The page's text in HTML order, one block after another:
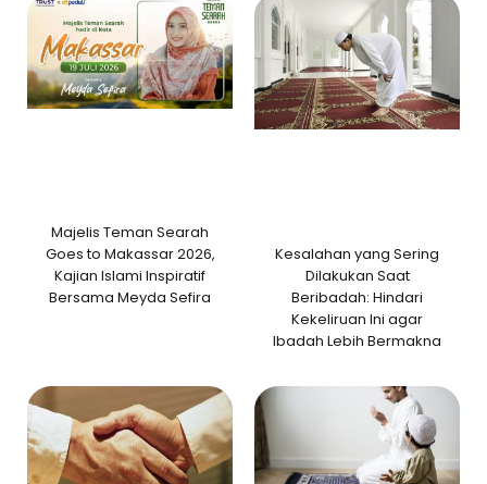
Majelis Teman Searah
Goes to Makassar 2026,
Kajian Islami Inspiratif
Bersama Meyda Sefira
Kesalahan yang Sering
Dilakukan Saat
Beribadah: Hindari
Kekeliruan Ini agar
Ibadah Lebih Bermakna